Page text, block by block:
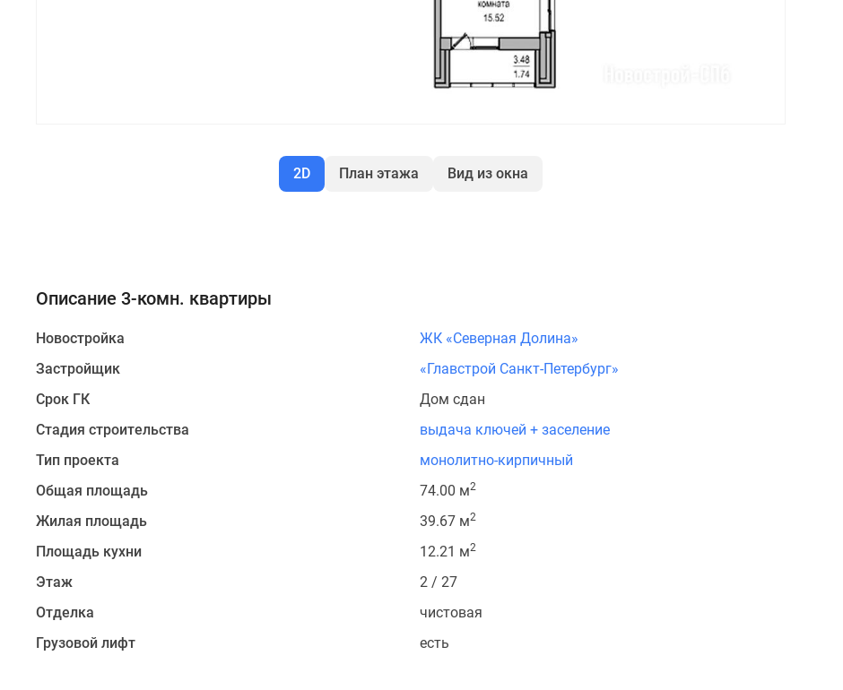
2D План этажа Вид из окна
Описание 3-комн. квартиры
Новостройка
ЖК «Северная Долина»
Застройщик
«Главстрой Санкт-Петербург»
Срок ГК
Дом сдан
Стадия строительства
выдача ключей + заселение
Тип проекта
монолитно-кирпичный
Общая площадь
74.00 м2
Жилая площадь 39.67 м2
Площадь кухни 12.21 м2
Этаж
2 / 27
Отделка
чистовая
Грузовой лифт
есть